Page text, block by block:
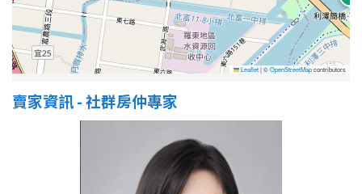
Leaflet|©OpenStreetMapcontributors
賣家資訊 - 社群房仲專家